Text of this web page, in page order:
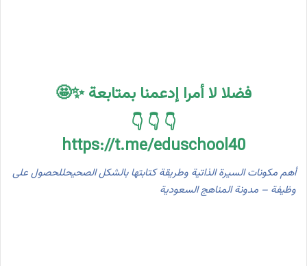
فضلا لا أمرا إدعمنا بمتابعة ✨🤩
👇 👇 👇
https://t.me/eduschool40
أهم مكونات السيرة الذاتية وطريقة كتابتها بالشكل الصحيحللحصول على
وظيفة – مدونة المناهج السعودية